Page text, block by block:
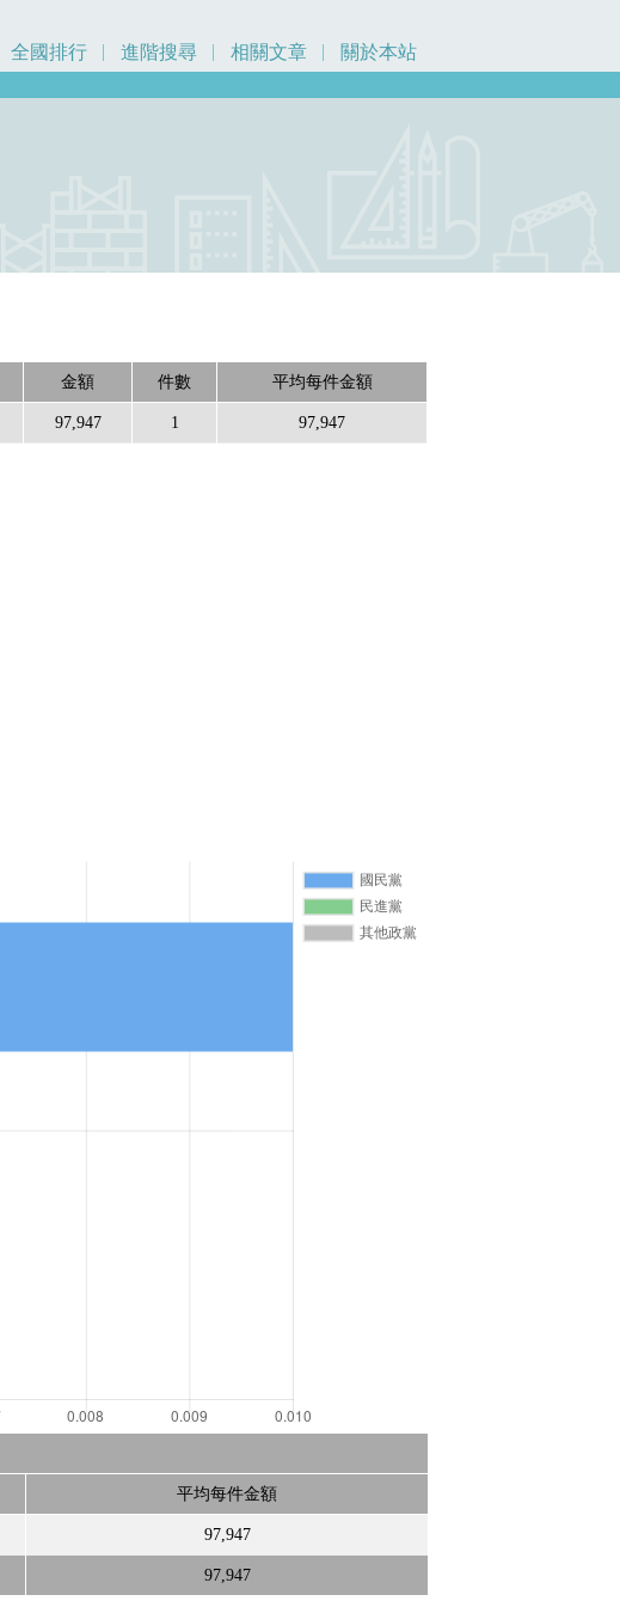
全國排行 進階搜尋 相關文章 關於本站
金額 件數 平均每件金額
97,947 1 97,947
平均每件金額
97,947
97,947